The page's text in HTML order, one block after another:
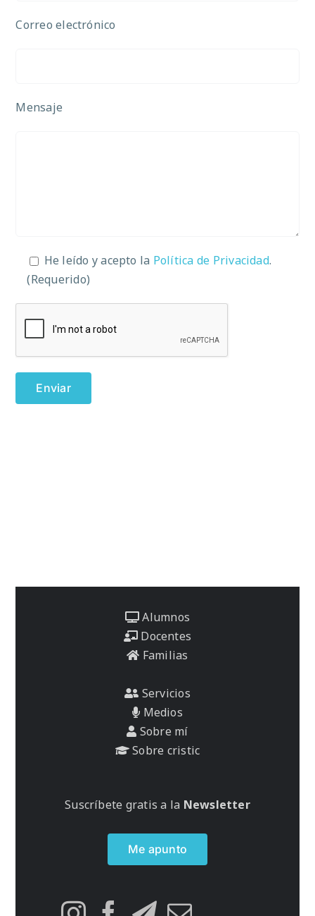
Correo electrónico
Mensaje
He leído y acepto la Política de Privacidad.
(Requerido)
Alumnos
Docentes
Familias
Servicios
Medios
Sobre mí
Sobre cristic
Suscríbete gratis a la Newsletter
Me apunto